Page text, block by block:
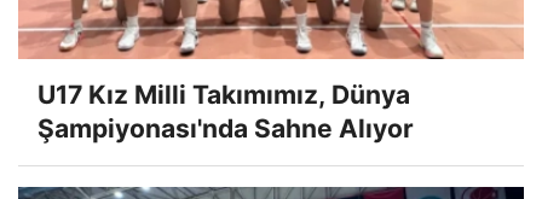
U17 Kız Milli Takımımız, Dünya
Şampiyonası'nda Sahne Alıyor